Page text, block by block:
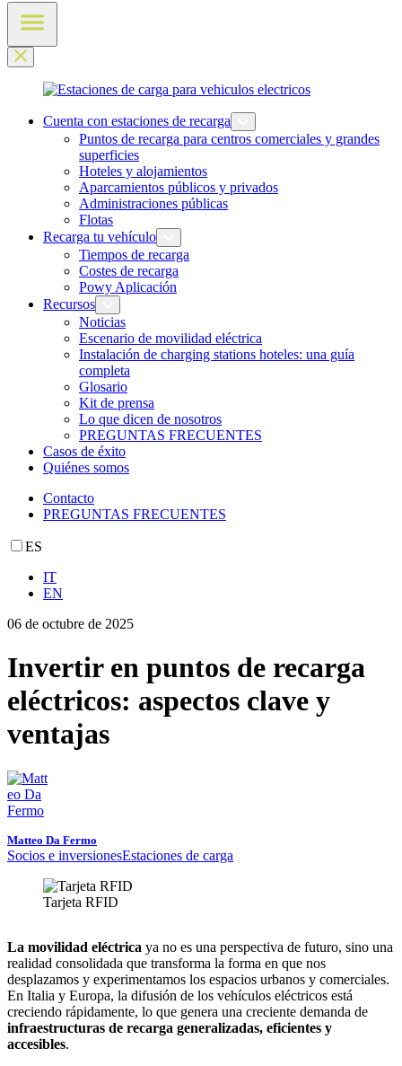
Cuenta con estaciones de recarga
Puntos de recarga para centros comerciales y grandes
superficies
Hoteles y alojamientos
Aparcamientos públicos y privados
Administraciones públicas
Flotas
Recarga tu vehículo
Tiempos de recarga
Costes de recarga
Powy Aplicación
Recursos
Noticias
Escenario de movilidad eléctrica
Instalación de charging stations hoteles: una guía
completa
Glosario
Kit de prensa
Lo que dicen de nosotros
PREGUNTAS FRECUENTES
Casos de éxito
Quiénes somos
Contacto
PREGUNTAS FRECUENTES
ES
IT
EN
06 de octubre de 2025
Invertir en puntos de recarga
eléctricos: aspectos clave y
ventajas
Matteo Da Fermo
Socios e inversionesEstaciones de carga
Tarjeta RFID
La movilidad eléctrica ya no es una perspectiva de futuro, sino una
realidad consolidada que transforma la forma en que nos
desplazamos y experimentamos los espacios urbanos y comerciales.
En Italia y Europa, la difusión de los vehículos eléctricos está
creciendo rápidamente, lo que genera una creciente demanda de
infraestructuras de recarga generalizadas, eficientes y
accesibles.